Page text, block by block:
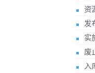
资
发
实
废
入